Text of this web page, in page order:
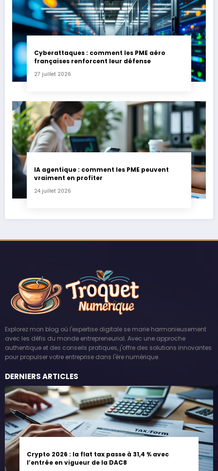
Cyberattaques : comment les PME aéro
françaises renforcent leur défense
27 juillet 2026
IA agentique : comment les PME peuvent
vraiment en profiter
24 juillet 2026
Explorez mon blog où l'expertise digitale se marie harmonieusement
avec les défis du monde entrepreneurial. Avec une approche
authentique et des conseils pratiques, j'offre des solutions innovantes
pour propulser votre entreprise dans l'ère numérique.
DERNIERS ARTICLES
Crypto 2026 : la flat tax passe à 31,4 % avec
l’entrée en vigueur de la DAC8